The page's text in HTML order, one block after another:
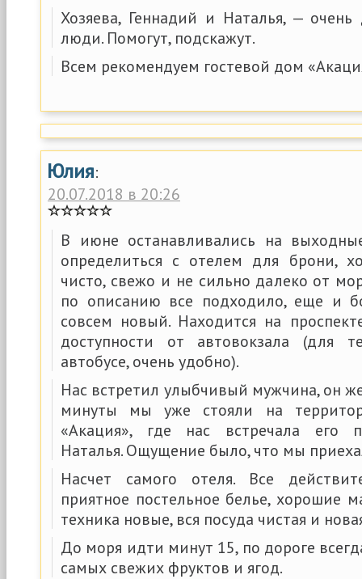
Хозяева, Геннадий и Наталья, —
люди. Помогут, подскажут.
Всем рекомендуем гостевой дом
Юлия:
20.07.2018 в 20:26
В июне останавливались на
определиться с отелем для брони,
чисто, свежо и не сильно далеко от
по описанию все подходило, еще и
совсем новый. Находится на
доступности от автовокзала (для
автобусе, очень удобно).
Нас встретил улыбчивый мужчина, он
минуты мы уже стояли на
«Акация», где нас встречала его
Наталья. Ощущение было, что мы
Насчет самого отеля. Все
приятное постельное белье, хорошие
техника новые, вся посуда чистая и
До моря идти минут 15, по дороге
самых свежих фруктов и ягод.